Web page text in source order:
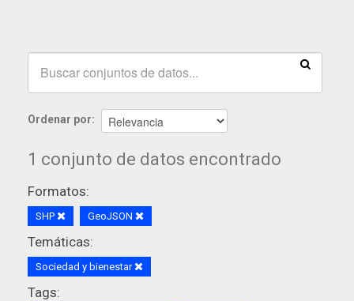
Ordenar por
1 conjunto de datos encontrado
Formatos:
SHP GeoJSON
Temáticas:
Sociedad y bienestar
Tags: